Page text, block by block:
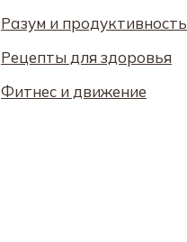
Разум и продуктивность
Рецепты для здоровья
Фитнес и движение